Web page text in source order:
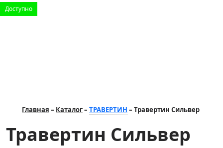
Главная Каталог ТРАВЕРТИН Травертин Сильвер
Травертин Сильвер
Доступно